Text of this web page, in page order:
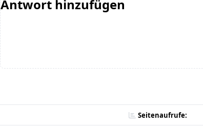
Antwort hinzufügen
Seitenaufrufe: